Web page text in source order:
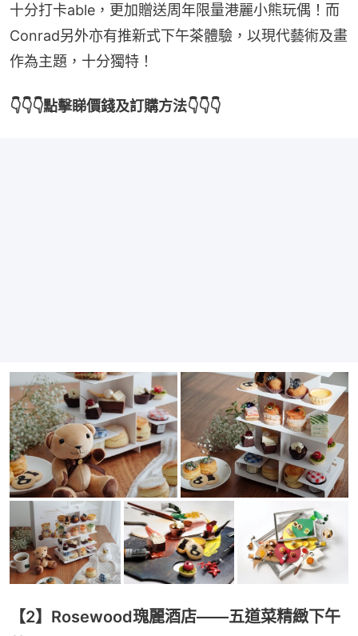
十分打卡able，更加贈送周年限量港麗小熊玩偶！而
Conrad另外亦有推新式下午茶體驗，以現代藝術及畫
作為主題，十分獨特！
👇👇👇點擊睇價錢及訂購方法👇👇👇
【2】Rosewood瑰麗酒店——五道菜精緻下午